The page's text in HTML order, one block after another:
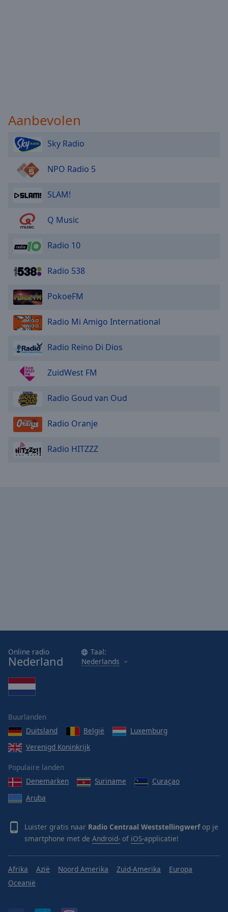
Aanbevolen
Sky Radio
NPO Radio 5
SLAM!
Q Music
Radio 10
Radio 538
PokoeFM
Radio Mi Amigo International
Radio Reino Di Dios
ZuidWest FM
Radio Goud van Oud
Radio Oranje
Radio HITZZZ
Online radio
Nederland
Taal:
Nederlands
Buurlanden
Duitsland
België
Luxemburg
Verenigd Koninkrijk
Populaire landen
Denemarken
Suriname
Curaçao
Aruba
Luister gratis naar Radio Centraal Weststellingwerfop je
smartphone met de Android- of iOS-applicatie!
Afrika Azië Noord Amerika Zuid-Amerika
Europa
Oceanië